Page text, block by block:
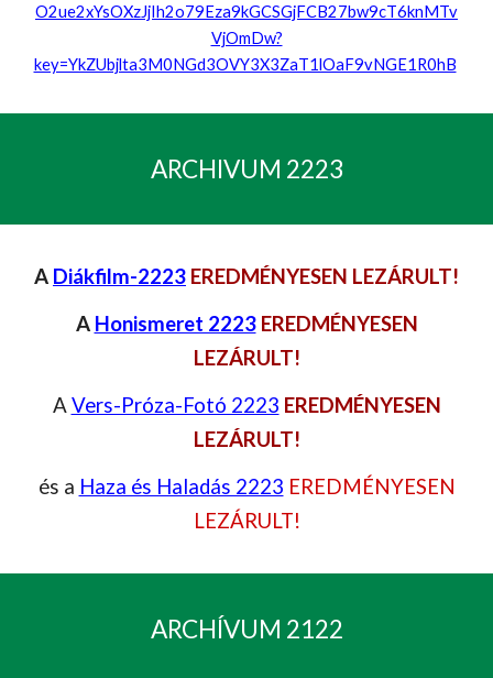
O2ue2xYsOXzJjIh2o79Eza9kGCSGjFCB27bw9cT6knMTv
VjOmDw?
key=YkZUbjlta3M0NGd3OVY3X3ZaT1lOaF9vNGE1R0hB
ARCHIVUM 2223
A Diákfilm-2223 EREDMÉNYESEN LEZÁRULT!
A Honismeret 2223 EREDMÉNYESEN
LEZÁRULT!
A Vers-Próza-Fotó 2223 EREDMÉNYESEN
LEZÁRULT!
és a Haza és Haladás 2223 EREDMÉNYESEN
LEZÁRULT!
ARCHÍVUM 2122